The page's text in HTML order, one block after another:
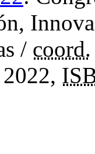
/ coord.